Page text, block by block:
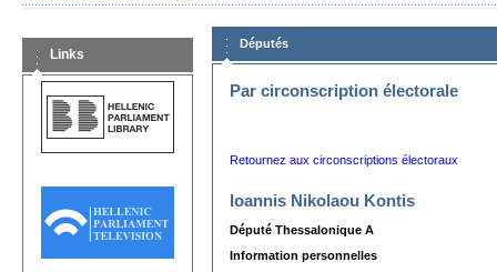
Links
Députés
Par circonscription électorale
Retournez aux circonscriptions électoraux
Ioannis Nikolaou Kontis
Député Thessalonique A
Information personnelles